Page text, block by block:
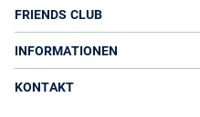
FRIENDS CLUB
INFORMATIONEN
KONTAKT